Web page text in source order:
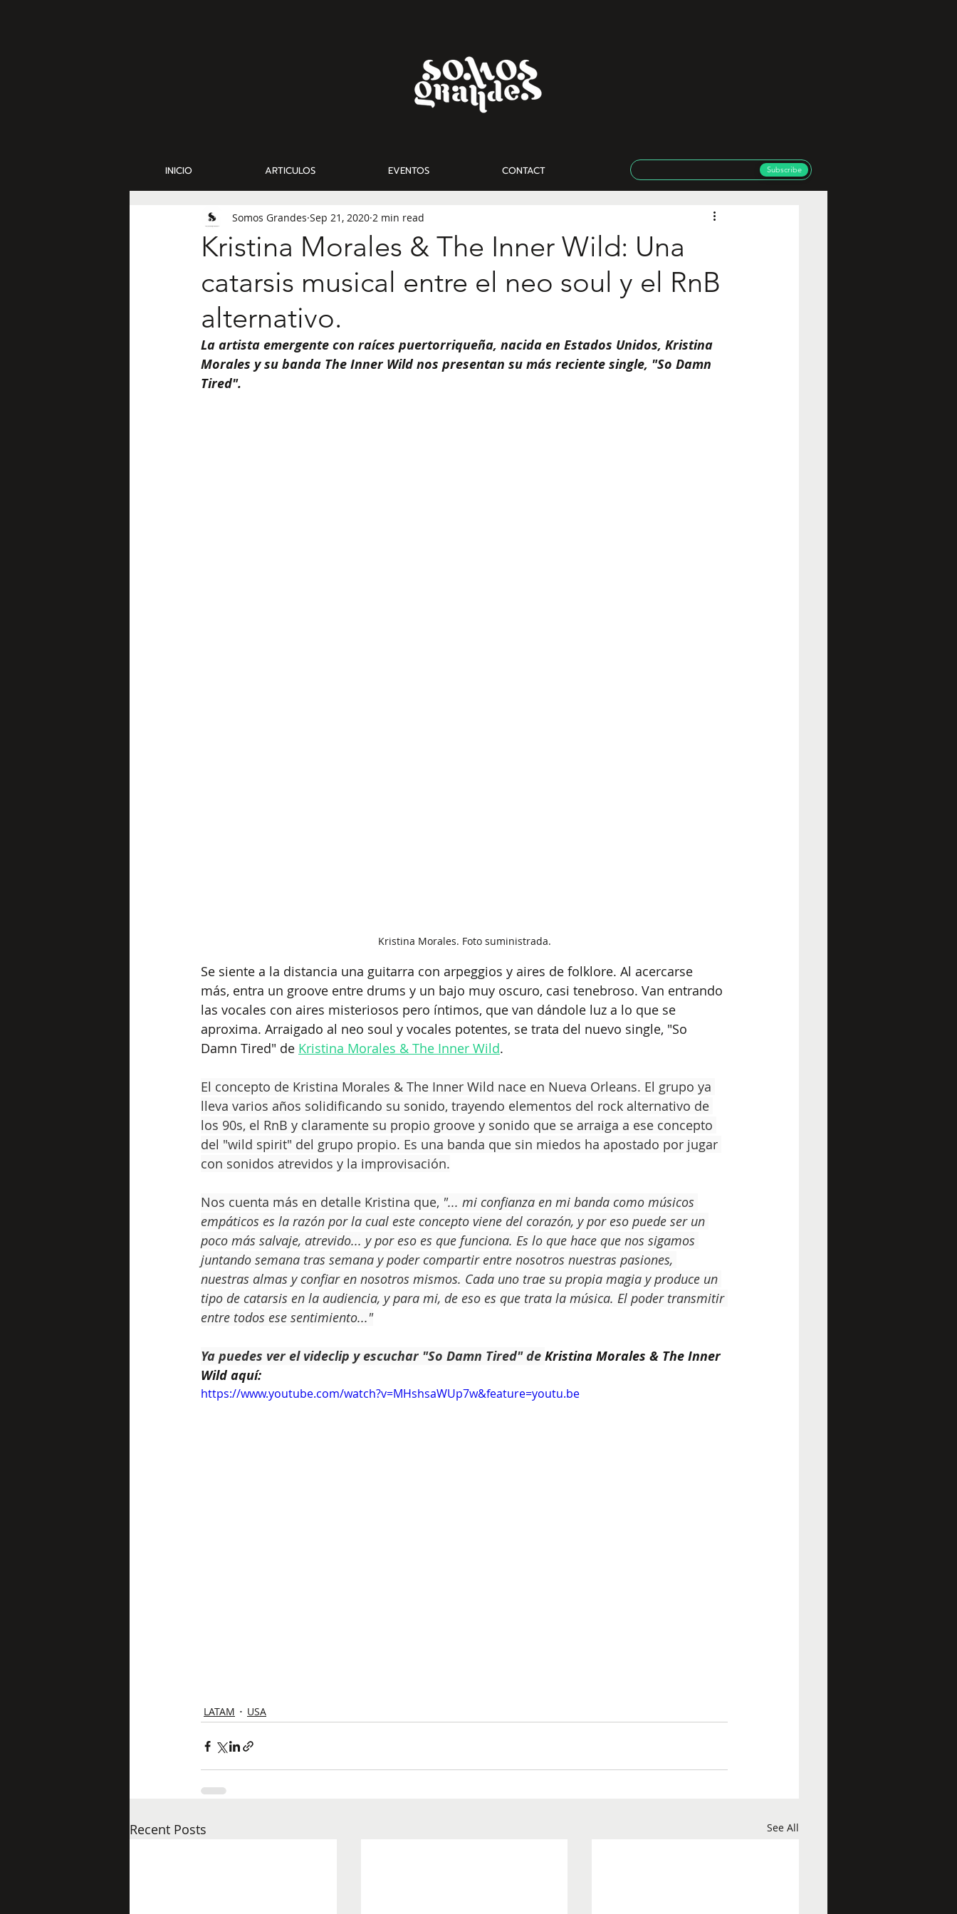
INICIO ARTICULOS EVENTOS CONTACT Subscribe
Kristina Morales & The Inner Wild: Una
catarsis musical entre el neo soul y el RnB
alternativo.
Somos Grandes Sep 21, 2020 2 min read
La artista emergente con raíces puertorriqueña, nacida en Estados Unidos, Kristina
Morales y su banda The Inner Wild nos presentan su más reciente single, "So Damn
Tired".
Kristina Morales. Foto suministrada.
Se siente a la distancia una guitarra con arpeggios y aires de folklore. Al acercarse
más, entra un groove entre drums y un bajo muy oscuro, casi tenebroso. Van entrando
las vocales con aires misteriosos pero íntimos, que van dándole luz a lo que se
aproxima. Arraigado al neo soul y vocales potentes, se trata del nuevo single, "So
Damn Tired" de Kristina Morales & The Inner Wild.
El concepto de Kristina Morales & The Inner Wild nace en Nueva Orleans. El grupo ya
lleva varios años solidificando su sonido, trayendo elementos del rock alternativo de
los 90s, el RnB y claramente su propio groove y sonido que se arraiga a ese concepto
del "wild spirit" del grupo propio. Es una banda que sin miedos ha apostado por jugar
con sonidos atrevidos y la improvisación.
Nos cuenta más en detalle Kristina que, "... mi confianza en mi banda como músicos
empáticos es la razón por la cual este concepto viene del corazón, y por eso puede ser un
poco más salvaje, atrevido... y por eso es que funciona. Es lo que hace que nos sigamos
juntando semana tras semana y poder compartir entre nosotros nuestras pasiones,
nuestras almas y confiar en nosotros mismos. Cada uno trae su propia magia y produce un
tipo de catarsis en la audiencia, y para mi, de eso es que trata la música. El poder transmitir
entre todos ese sentimiento..."
Ya puedes ver el videclip y escuchar "So Damn Tired" de Kristina Morales & The Inner
Wild aquí:
https://www.youtube.com/watch?v=MHshsaWUp7w&feature=youtu.be
LATAM USA
Recent Posts See All